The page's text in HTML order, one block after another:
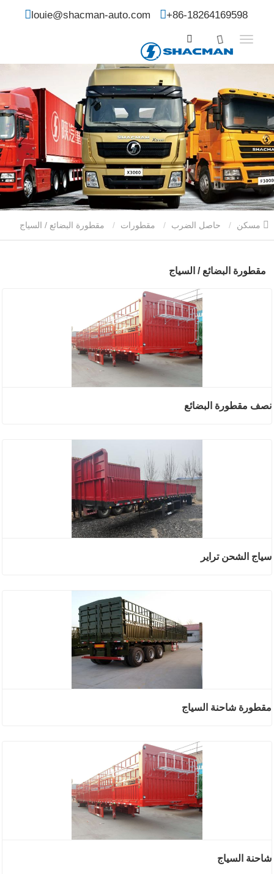
+86-18264169598
louie@shacman-auto.com
حاصل الضرب مقطورات
مقطورة البضائع / السياج
نصف مقطورة البضائع
سياج الشحن تراير
مقطورة شاحنة السياج
شاحنة السياج